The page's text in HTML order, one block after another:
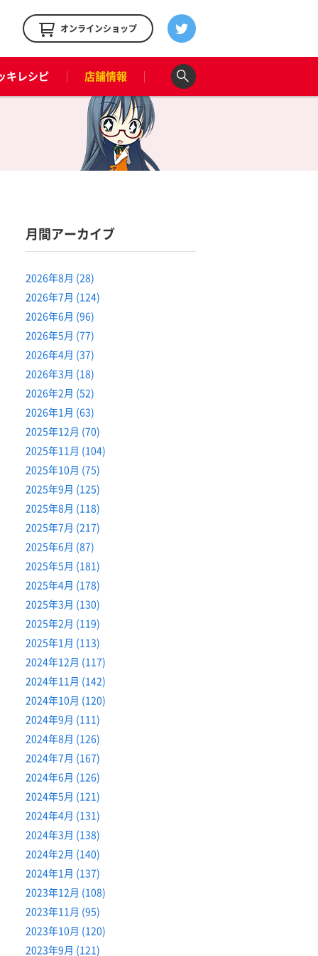
オンラインショップ
キレシピ 店舗情報
月間アーカイブ
2026年8月 (28)
2026年7月 (124)
2026年6月 (96)
2026年5月 (77)
2026年4月 (37)
2026年3月 (18)
2026年2月 (52)
2026年1月 (63)
2025年12月 (70)
2025年11月 (104)
2025年10月 (75)
2025年9月 (125)
2025年8月 (118)
2025年7月 (217)
2025年6月 (87)
2025年5月 (181)
2025年4月 (178)
2025年3月 (130)
2025年2月 (119)
2025年1月 (113)
2024年12月 (117)
2024年11月 (142)
2024年10月 (120)
2024年9月 (111)
2024年8月 (126)
2024年7月 (167)
2024年6月 (126)
2024年5月 (121)
2024年4月 (131)
2024年3月 (138)
2024年2月 (140)
2024年1月 (137)
2023年12月 (108)
2023年11月 (95)
2023年10月 (120)
2023年9月 (121)